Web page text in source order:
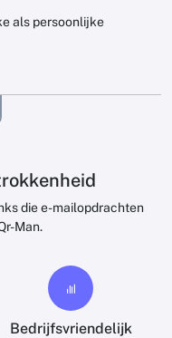
als persoonlijke
die e-mailopdrachten
Man.
Bedrijfsvriendelijk